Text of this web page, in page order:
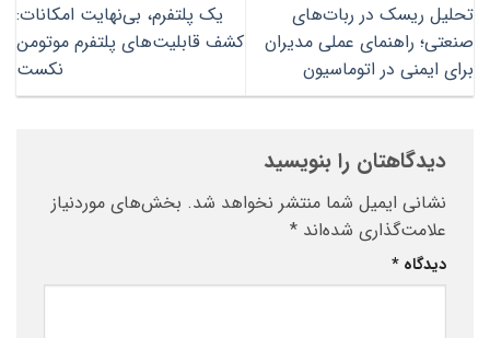
تحلیل ریسک در ربات‌های
صنعتی؛ راهنمای عملی مدیران
برای ایمنی در اتوماسیون
یک پلتفرم، بی‌نهایت امکانات:
کشف قابلیت‌های پلتفرم موتومن
نکست
دیدگاهتان را بنویسید
نشانی ایمیل شما منتشر نخواهد شد. بخش‌های موردنیاز
علامت‌گذاری شده‌اند *
دیدگاه *